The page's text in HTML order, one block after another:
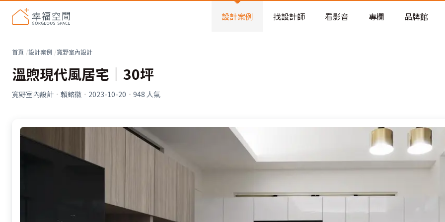
看不見的居家風險和翻新關鍵
老屋預算分配與高 CP 值煥新術
設計案例 找設計師 看影音 專欄 品牌館
首頁 設計案例 寬野室內設計
溫煦現代風居宅│30坪
寬野室內設計 · 賴銘徽 · 2023-10-20 · 948 人氣